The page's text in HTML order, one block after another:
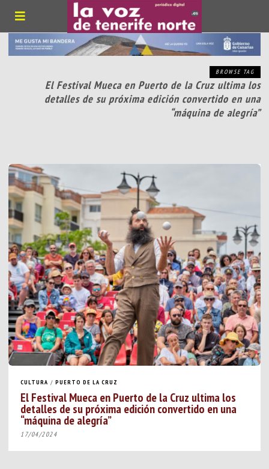
BROWSE TAG
El Festival Mueca en Puerto de la Cruz ultima los
detalles de su próxima edición convertido en una
“máquina de alegría”
CULTURA / PUERTO DE LA CRUZ
El Festival Mueca en Puerto de la Cruz ultima los
detalles de su próxima edición convertido en una
“máquina de alegría”
17/04/2024